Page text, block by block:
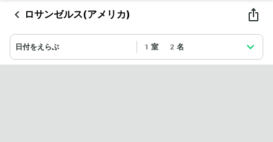
ロサンゼルス(アメリカ)
日付をえらぶ 1室 2名